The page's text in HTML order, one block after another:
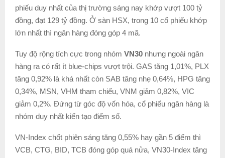
phiếu duy nhất của thị trường sáng nay khớp vượt 100 tỷ
đồng, đạt 129 tỷ đồng. Ở sàn HSX, trong 10 cổ phiếu khớp
lớn nhất thì ngân hàng đóng góp 4 mã.
Tuy độ rộng tích cực trong nhóm VN30 nhưng ngoài ngân
hàng ra có rất ít blue-chips vượt trội. GAS tăng 1,01%, PLX
tăng 0,92% là khá nhất còn SAB tăng nhẹ 0,64%, HPG tăng
0,34%, MSN, VHM tham chiếu, VNM giảm 0,82%, VIC
giảm 0,2%. Đứng từ góc độ vốn hóa, cổ phiếu ngân hàng là
nhóm duy nhất kiến tạo điểm số.
VN-Index chốt phiên sáng tăng 0,55% hay gần 5 điểm thì
VCB, CTG, BID, TCB đóng góp quá nửa, VN30-Index tăng